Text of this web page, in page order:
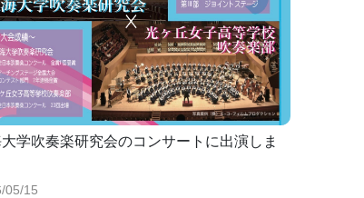
学吹奏楽研究会のコンサートに出演しま
05/15